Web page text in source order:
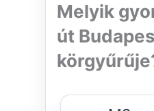
Melyik
út